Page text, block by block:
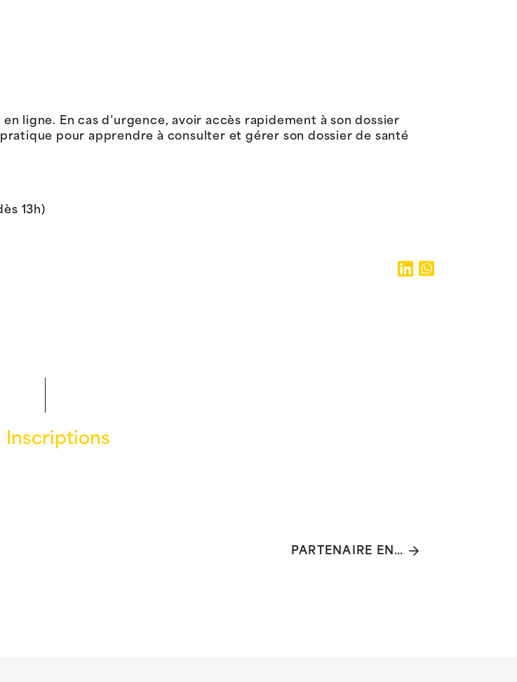
ligne. En cas d’urgence, avoir accès rapidement à son dossier
pour apprendre à consulter et gérer son dossier de santé
13h)
Inscriptions
PARTENAIRE ENFANTS-PARENTS (PEP'S)